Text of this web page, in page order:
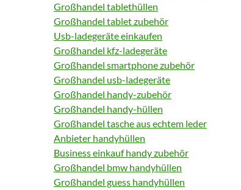
Großhandel tablethüllen
Großhandel tablet zubehör
Usb-ladegeräte einkaufen
Großhandel kfz-ladegeräte
Großhandel smartphone zubehör
Großhandel usb-ladegeräte
Großhandel handy-zubehör
Großhandel handy-hüllen
Großhandel tasche aus echtem leder
Anbieter handyhüllen
Business einkauf handy zubehör
Großhandel bmw handyhüllen
Großhandel guess handyhüllen